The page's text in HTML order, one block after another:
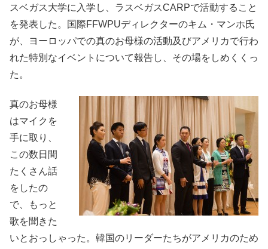
スベガス大学に入学し、ラスベガスCARPで活動すること
を発表した。国際FFWPUディレクターのキム・マンホ氏
が、ヨーロッパでの真のお母様の活動及びアメリカで行わ
れた特別なイベントについて報告し、その場をしめくくっ
た。
真のお母様
はマイクを
手に取り、
この数日間
たくさん話
をしたの
で、もっと
歌を聞きた
いとおっしゃった。韓国のリーダーたちがアメリカのため